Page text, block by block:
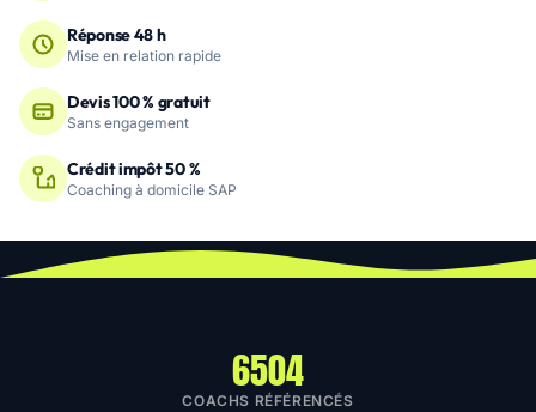
Réponse 48 h
Mise en relation rapide
Devis 100 % gratuit
Sans engagement
Crédit impôt 50 %
Coaching à domicile SAP
6504
COACHS RÉFÉRENCÉS